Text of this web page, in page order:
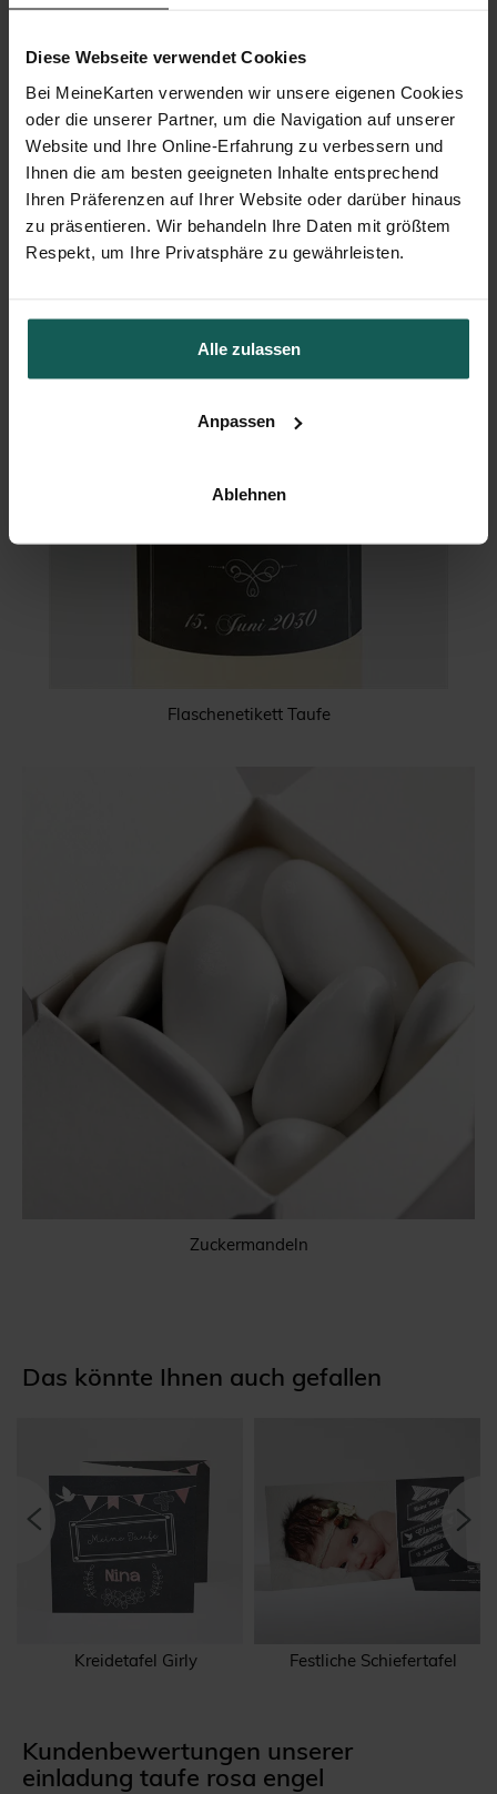
Diese Webseite verwendet Cookies
Bei MeineKarten verwenden wir unsere eigenen Cookies
oder die unserer Partner, um die Navigation auf unserer
Website und Ihre Online-Erfahrung zu verbessern und
Ihnen die am besten geeigneten Inhalte entsprechend
Ihren Präferenzen auf Ihrer Website oder darüber hinaus
zu präsentieren. Wir behandeln Ihre Daten mit größtem
Respekt, um Ihre Privatsphäre zu gewährleisten.
Alle zulassen
Anpassen
Ablehnen
Tischkarte Taufe
Flaschenetikett Taufe
Zuckermandeln
Das könnte Ihnen auch gefallen
Kreidetafel Girly Festliche Schiefertafel
Kundenbewertungen unserer
einladung taufe rosa engel